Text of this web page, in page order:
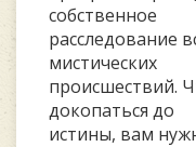
собственное
расследование
мистических
происшествий.
докопаться до
истины, вам